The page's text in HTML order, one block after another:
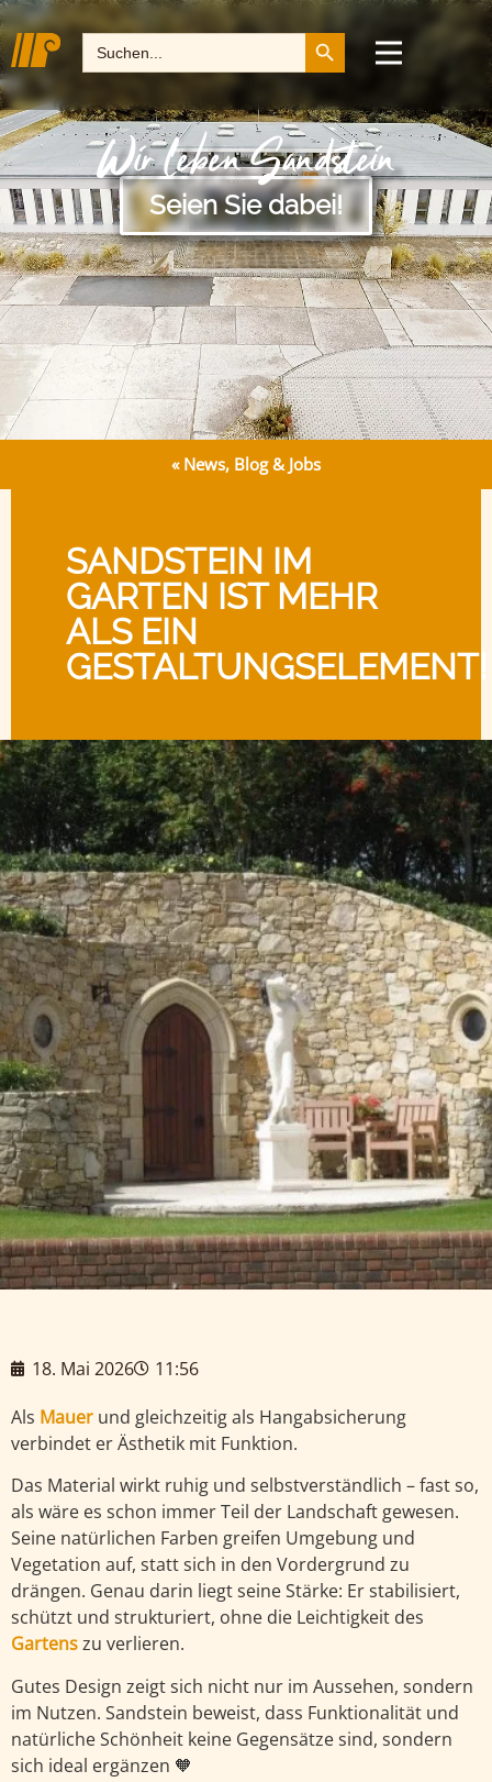
Search
for:
Search Button
Wir leben Sandstein
Seien Sie dabei!
« News, Blog & Jobs
SANDSTEIN IM
GARTEN IST MEHR
ALS EIN
GESTALTUNGSELEMENT!
18. Mai 2026
11:56
Als Mauer und gleichzeitig als Hangabsicherung
verbindet er Ästhetik mit Funktion.
Das Material wirkt ruhig und selbstverständlich – fast so,
als wäre es schon immer Teil der Landschaft gewesen.
Seine natürlichen Farben greifen Umgebung und
Vegetation auf, statt sich in den Vordergrund zu
drängen. Genau darin liegt seine Stärke: Er stabilisiert,
schützt und strukturiert, ohne die Leichtigkeit des
Gartenszu verlieren.
Gutes Design zeigt sich nicht nur im Aussehen, sondern
im Nutzen. Sandstein beweist, dass Funktionalität und
natürliche Schönheit keine Gegensätze sind, sondern
sich ideal ergänzen 🧡